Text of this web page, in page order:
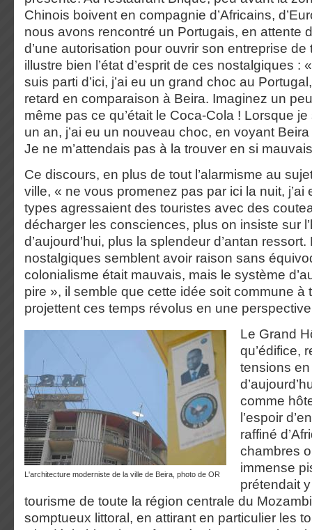
Chinois boivent en compagnie d’Africains,
nous avons rencontré un Portugais, en attente
d’une autorisation pour ouvrir son entreprise de
illustre bien l’état d’esprit de ces nostalgiques :
suis parti d’ici, j’ai eu un grand choc au
retard en comparaison à Beira. Imaginez un
même pas ce qu’était le Coca-Cola ! Lorsque
un an, j’ai eu un nouveau choc, en voyant
Je ne m’attendais pas à la trouver en si
Ce discours, en plus de tout l’alarmisme au
ville, « ne vous promenez pas par ici la nuit,
types agressaient des touristes avec des
décharger les consciences, plus on insiste sur
d’aujourd’hui, plus la splendeur d’antan
nostalgiques semblent avoir raison sans
colonialisme était mauvais, mais le système
pire », il semble que cette idée soit commune à
projettent ces temps révolus en une
l'architecture moderniste de la ville de Beira, photo de OR
Le Grand
qu’édifice,
tensions
comme
l’espoir
raffiné
chambres
immense
prétendait
tourisme de toute la région centrale du
somptueux littoral, en attirant en particulier les